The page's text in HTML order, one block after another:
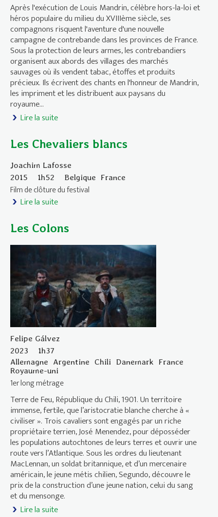
Après l'exécution de Louis Mandrin, célèbre hors-la-loi et
héros populaire du milieu du XVIIIème siècle, ses
compagnons risquent l'aventure d'une nouvelle
campagne de contrebande dans les provinces de France.
Sous la protection de leurs armes, les contrebandiers
organisent aux abords des villages des marchés
sauvages où ils vendent tabac, étoffes et produits
précieux. Ils écrivent des chants en l'honneur de Mandrin,
les impriment et les distribuent aux paysans du
royaume...
Lire la suite
Les Chevaliers blancs
Joachim Lafosse
2015
1h52 Belgique France
Film de clôture du festival
Lire la suite
Les Colons
Felipe Gálvez
2023
1h37
Allemagne Argentine Chili Danemark France
Royaume-uni
1er long métrage
Terre de Feu, République du Chili, 1901. Un territoire
immense, fertile, que l’aristocratie blanche cherche à «
civiliser ». Trois cavaliers sont engagés par un riche
propriétaire terrien, José Menendez, pour déposséder
les populations autochtones de leurs terres et ouvrir une
route vers l’Atlantique. Sous les ordres du lieutenant
MacLennan, un soldat britannique, et d’un mercenaire
américain, le jeune métis chilien, Segundo, découvre le
prix de la construction d’une jeune nation, celui du sang
et du mensonge.
Lire la suite